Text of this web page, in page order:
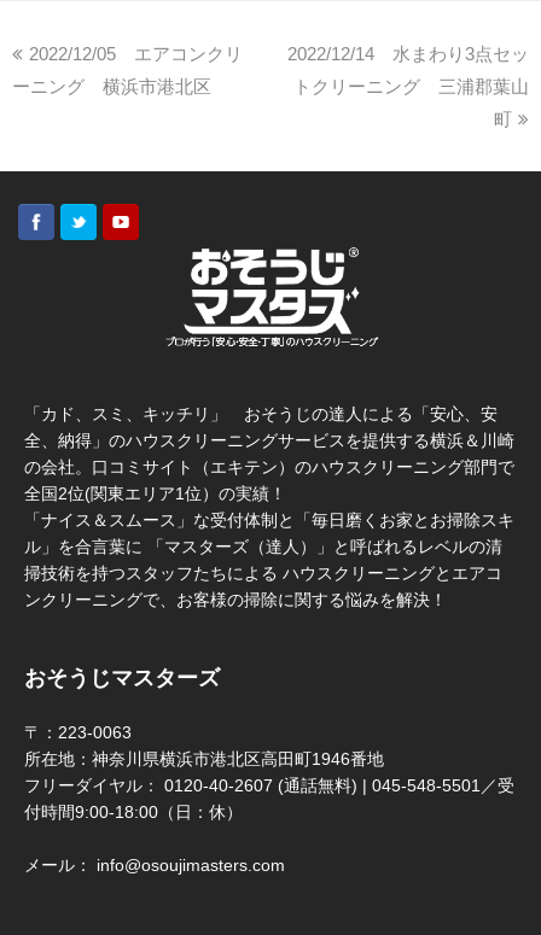
2022/12/05 エアコンクリ
ーニング 横浜市港北区
2022/12/14 水まわり3点セッ
トクリーニング 三浦郡葉山
町
「カド、スミ、キッチリ」 おそうじの達人による「安心、安
全、納得」のハウスクリーニングサービスを提供する横浜＆川崎
の会社。口コミサイト（エキテン）のハウスクリーニング部門で
全国2位(関東エリア1位）の実績！
「ナイス＆スムース」な受付体制と「毎日磨くお家とお掃除スキ
ル」を合言葉に 「マスターズ（達人）」と呼ばれるレベルの清
掃技術を持つスタッフたちによる ハウスクリーニングとエアコ
ンクリーニングで、お客様の掃除に関する悩みを解決！
おそうじマスターズ
〒：223-0063
所在地：神奈川県横浜市港北区高田町1946番地
フリーダイヤル： 0120-40-2607 (通話無料) | 045-548-5501／受
付時間9:00-18:00（日：休）
メール： info@osoujimasters.com